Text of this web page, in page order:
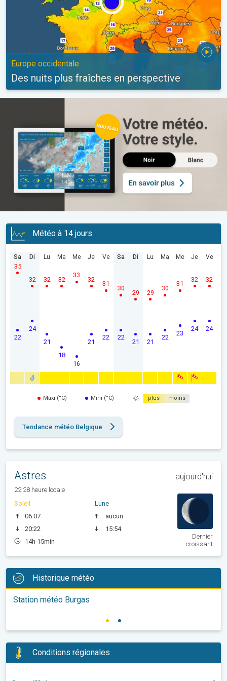
Europe occidentale
Des nuits plus fraîches en perspective
Météo à 14 jours
Sa
22
35
Di
24
32
Lu
21
32
Ma
18
32
Me
16
33
Je
21
32
Ve
22
31
Sa
22
30
Di
21
29
Lu
21
29
Ma
22
30
Me
23
31
Je
24
32
Ve
24
32
Maxi (°C) Mini (°C) plus moins
Tendance météo Belgique
Astres aujourd'hui
22:28 heure locale
Soleil
06:07
20:22
14h 15min
Lune
aucun
15:54
Dernier
croissant
Historique météo
Station météo Burgas
Conditions régionales